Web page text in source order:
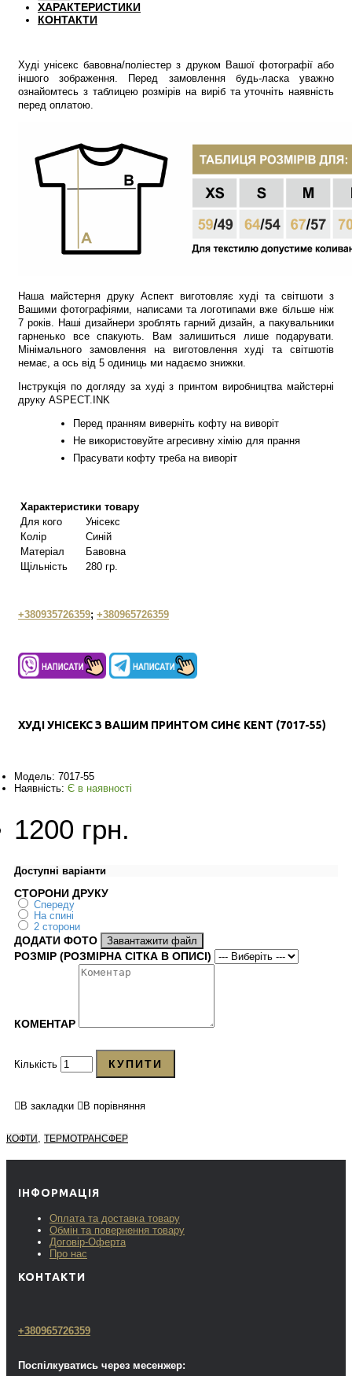
ХАРАКТЕРИСТИКИ
КОНТАКТИ
Худі унісекс бавовна/поліестер з друком Вашої фотографії або
іншого зображення. Перед замовлення будь-ласка уважно
ознайомтесь з таблицею розмірів на виріб та уточніть наявність
перед оплатою.
Наша майстерня друку Аспект виготовляє худі та світшоти з
Вашими фотографіями, написами та логотипами вже більше ніж
7 років. Наші дизайнери зроблять гарний дизайн, а пакувальники
гарненько все спакують. Вам залишиться лише подарувати.
Мінімального замовлення на виготовлення худі та світшотів
немає, а ось від 5 одиниць ми надаємо знижки.
Інструкція по догляду за худі з принтом виробництва майстерні
друку ASPECT.INK
Перед пранням виверніть кофту на виворіт
Не використовуйте агресивну хімію для прання
Прасувати кофту треба на виворіт
Характеристики товару
Для кого
Унісекс
Колір
Синій
Матеріал
Бавовна
Щільність
280 гр.
+380935726359; +380965726359
ХУДІ УНІСЕКС З ВАШИМ ПРИНТОМ СИНЄ КENT (7017-55)
Модель: 7017-55
Наявність: Є в наявності
1200 грн.
Доступні варіанти
СТОРОНИ ДРУКУ
Спереду
На спині
2 сторони
ДОДАТИ ФОТО Завантажити файл
РОЗМІР (РОЗМІРНА СІТКА В ОПИСІ)
КОМЕНТАР
Кількість КУПИТИ
В закладки В порівняння
КОФТИ , ТЕРМОТРАНСФЕР
ІНФОРМАЦІЯ
Оплата та доставка товару
Обмін та повернення товару
Договір-Оферта
Про нас
КОНТАКТИ
+380965726359
Поспілкуватись через месенжер: